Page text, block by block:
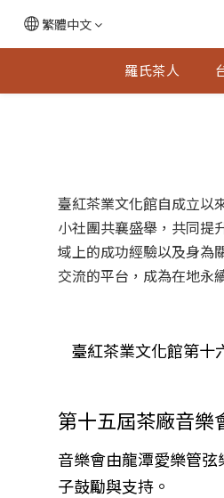
繁體中文
羅氏茶人
臺紅茶業文化館自成立以
小社團共襄盛舉，共同提
域上的成功經驗以及身為
交流的平台，成為在地永
臺紅茶業文化館第十
第十五屆茶廠音樂
音樂會由龍潭愛樂管
子鼓勵與支持。